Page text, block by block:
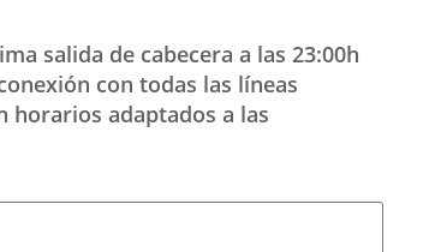
salida de cabecera a las 23:00h
con todas las líneas
horarios adaptados a las